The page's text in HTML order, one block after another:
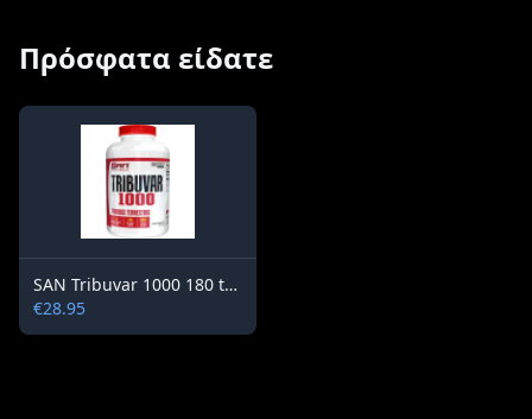
Πρόσφατα είδατε
SAN Tribuvar 1000 180 tablets
€28.95